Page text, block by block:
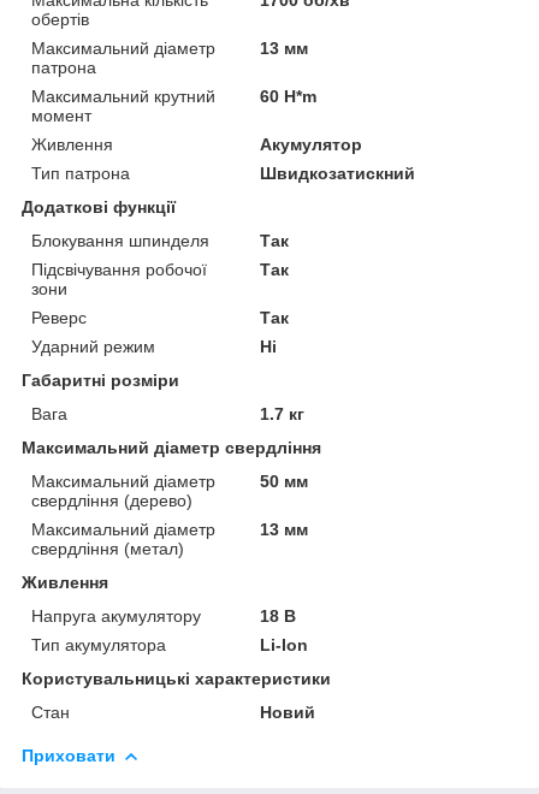
обертів
Максимальний діаметр
патрона
13 мм
Максимальний крутний
момент
60 H*m
Живлення
Акумулятор
Тип патрона
Швидкозатискний
Додаткові функції
Блокування шпинделя
Так
Підсвічування робочої
зони
Так
Реверс
Так
Ударний режим
Ні
Габаритні розміри
Вага
1.7 кг
Максимальний діаметр свердління
Максимальний діаметр
свердління (дерево)
50 мм
Максимальний діаметр
свердління (метал)
13 мм
Живлення
Напруга акумулятору
18 В
Тип акумулятора
Li-Ion
Користувальницькі характеристики
Стан
Новий
Приховати